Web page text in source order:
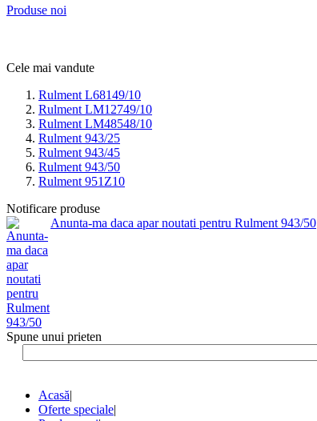
Produse noi
Cele mai vandute
Rulment L68149/10
Rulment LM12749/10
Rulment LM48548/10
Rulment 943/25
Rulment 943/45
Rulment 943/50
Rulment 951Z10
Notificare produse
Anunta-ma daca apar noutati pentru Rulment 943/50
Spune unui prieten
Acasă|
Oferte speciale|